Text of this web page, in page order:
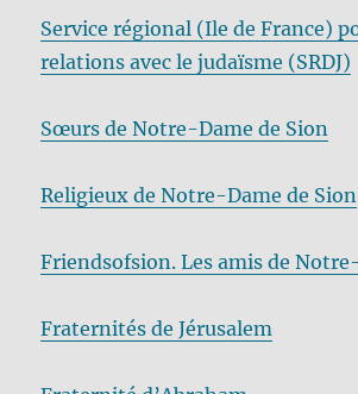
Service régional (Ile de France)
relations avec le judaïsme (SRDJ)
Sœurs de Notre-Dame de Sion
Religieux de Notre-Dame de Sion
Friendsofsion. Les amis de
Fraternités de Jérusalem